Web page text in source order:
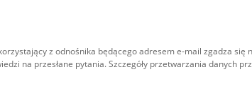
z odnośnika będącego adresem e-mail zgadza się
na przesłane pytania. Szczegóły przetwarzania danych